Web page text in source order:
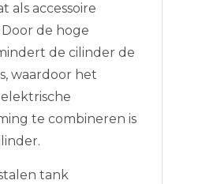
als accessoire
de hoge
de cilinder de
waardoor het
te combineren is
tank